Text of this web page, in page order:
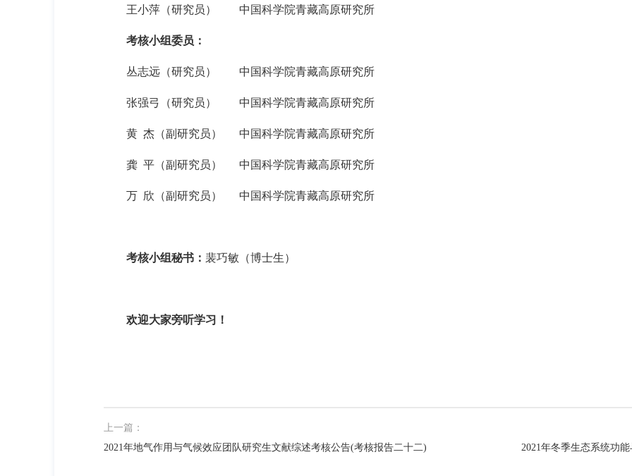
王小萍（研究员） 中国科学院青藏高原研究所
考核小组委员：
丛志远（研究员） 中国科学院青藏高原研究所
张强弓（研究员） 中国科学院青藏高原研究所
黄 杰（副研究员） 中国科学院青藏高原研究所
龚 平（副研究员） 中国科学院青藏高原研究所
万 欣（副研究员） 中国科学院青藏高原研究所
考核小组秘书： 裴巧敏（博士生）
欢迎大家旁听学习！
上一篇：
2021年地气作用与气候效应团队研究生文献综述考核公告(考核报告二十二)
2021年冬季生态系统功